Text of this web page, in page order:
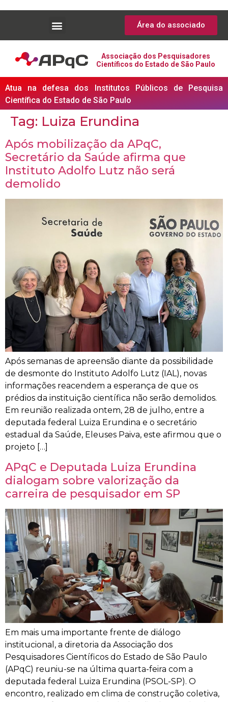
Área do associado
Associação dos Pesquisadores
Científicos do Estado de São Paulo
Atua na defesa dos Institutos Públicos de Pesquisa
Científica do Estado de São Paulo
Tag: Luiza Erundina
Após mobilização da APqC,
Secretário da Saúde afirma que
Instituto Adolfo Lutz não será
demolido
Após semanas de apreensão diante da possibilidade
de desmonte do Instituto Adolfo Lutz (IAL), novas
informações reacendem a esperança de que os
prédios da instituição científica não serão demolidos.
Em reunião realizada ontem, 28 de julho, entre a
deputada federal Luiza Erundina e o secretário
estadual da Saúde, Eleuses Paiva, este afirmou que o
projeto […]
APqC e Deputada Luiza Erundina
dialogam sobre valorização da
carreira de pesquisador em SP
Em mais uma importante frente de diálogo
institucional, a diretoria da Associação dos
Pesquisadores Científicos do Estado de São Paulo
(APqC) reuniu-se na última quarta-feira com a
deputada federal Luiza Erundina (PSOL-SP). O
encontro, realizado em clima de construção coletiva,